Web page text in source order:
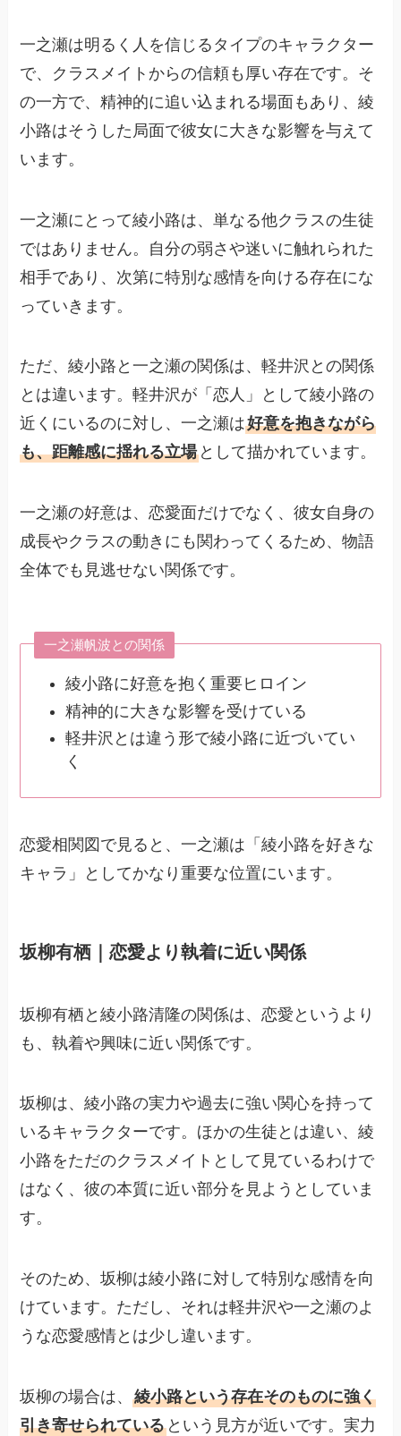
一之瀬は明るく人を信じるタイプのキャラクター
で、クラスメイトからの信頼も厚い存在です。そ
の一方で、精神的に追い込まれる場面もあり、綾
小路はそうした局面で彼女に大きな影響を与えて
います。
一之瀬にとって綾小路は、単なる他クラスの生徒
ではありません。自分の弱さや迷いに触れられた
相手であり、次第に特別な感情を向ける存在にな
っていきます。
ただ、綾小路と一之瀬の関係は、軽井沢との関係
とは違います。軽井沢が「恋人」として綾小路の
近くにいるのに対し、一之瀬は好意を抱きながら
も、距離感に揺れる立場 として描かれています。
一之瀬の好意は、恋愛面だけでなく、彼女自身の
成長やクラスの動きにも関わってくるため、物語
全体でも見逃せない関係です。
一之瀬帆波との関係
綾小路に好意を抱く重要ヒロイン
精神的に大きな影響を受けている
軽井沢とは違う形で綾小路に近づいてい
く
恋愛相関図で見ると、一之瀬は「綾小路を好きな
キャラ」としてかなり重要な位置にいます。
坂柳有栖｜恋愛より執着に近い関係
坂柳有栖と綾小路清隆の関係は、恋愛というより
も、執着や興味に近い関係です。
坂柳は、綾小路の実力や過去に強い関心を持って
いるキャラクターです。ほかの生徒とは違い、綾
小路をただのクラスメイトとして見ているわけで
はなく、彼の本質に近い部分を見ようとしていま
す。
そのため、坂柳は綾小路に対して特別な感情を向
けています。ただし、それは軽井沢や一之瀬のよ
うな恋愛感情とは少し違います。
坂柳の場合は、綾小路という存在そのものに強く
引き寄せられている という見方が近いです。実力